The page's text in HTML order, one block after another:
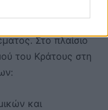
ξανά στην
Στο πλαίσιο
του Κράτους στη
και